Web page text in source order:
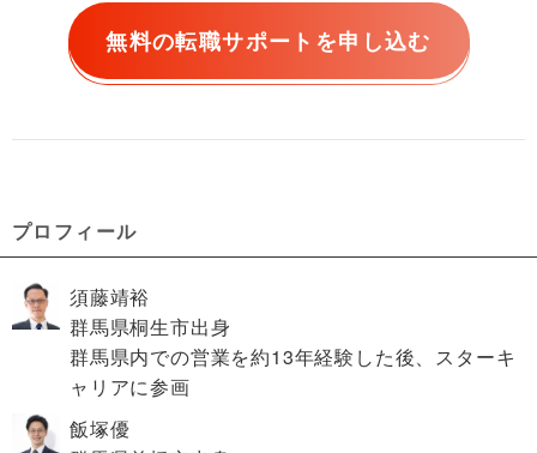
無料の転職サポートを申し込む
プロフィール
須藤靖裕
群馬県桐生市出身
群馬県内での営業を約13年経験した後、スターキ
ャリアに参画
飯塚優